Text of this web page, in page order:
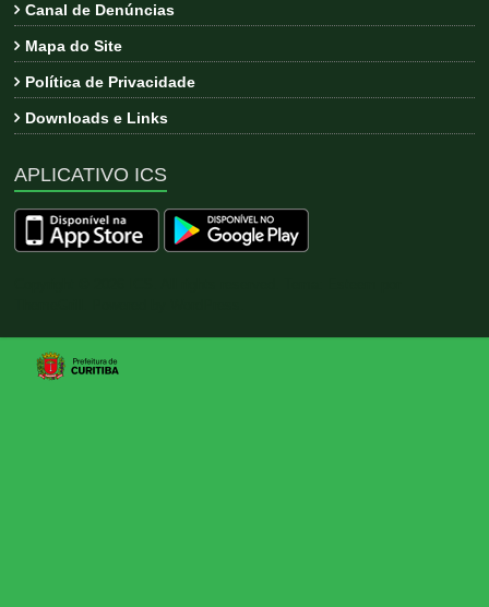
Canal de Denúncias
Mapa do Site
Política de Privacidade
Downloads e Links
APLICATIVO ICS